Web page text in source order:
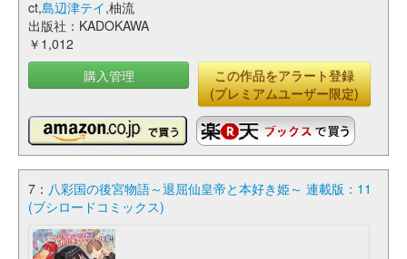
ct,島辺津テイ,柚流
出版社：KADOKAWA
￥1,012
購入管理
この作品をアラート登録
(プレミアムユーザー限定)
7： 八彩国の後宮物語～退屈仙皇帝と本好き姫～ 連載版：11
(ブシロードコミックス)